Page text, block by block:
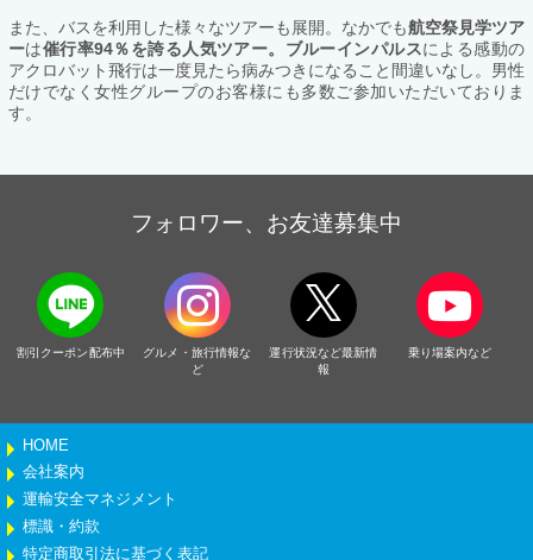
また、バスを利用した様々なツアーも展開。なかでも航空祭見学ツア
ーは催行率94％を誇る人気ツアー。ブルーインパルスによる感動の
アクロバット飛行は一度見たら病みつきになること間違いなし。男性
だけでなく女性グループのお客様にも多数ご参加いただいておりま
す。
フォロワー、お友達募集中
割引クーポン配布中
グルメ・旅行情報な
ど
運行状況など最新情
報
乗り場案内など
HOME
会社案内
運輸安全マネジメント
標識・約款
特定商取引法に基づく表記